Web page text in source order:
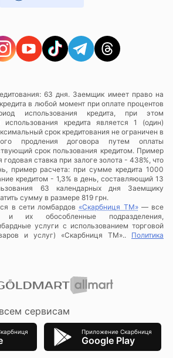
63 дня. Заемщик имеет право на
в любой момент при оплате процентов
использования кредита, при этом
кредита является 1 (один)
срок кредитования не ограничен в
продления договора путем оплаты
срок пользования кредитом. Пример
ставка при залоге золота - 438%, что
пример расчета: при сумме кредита 1000
кредитом - 1,3% в день, составляющий 13
63 календарных дня Заемщику
сумму в размере 819 грн.
в сети ломбардов «Скарбниця ТМ»— все
и их обособленные подразделения,
услуги с использованием торговой
и услуг) «Скарбниця ТМ».. Политика
сервисам
Приложение Скарбниця
Google Play